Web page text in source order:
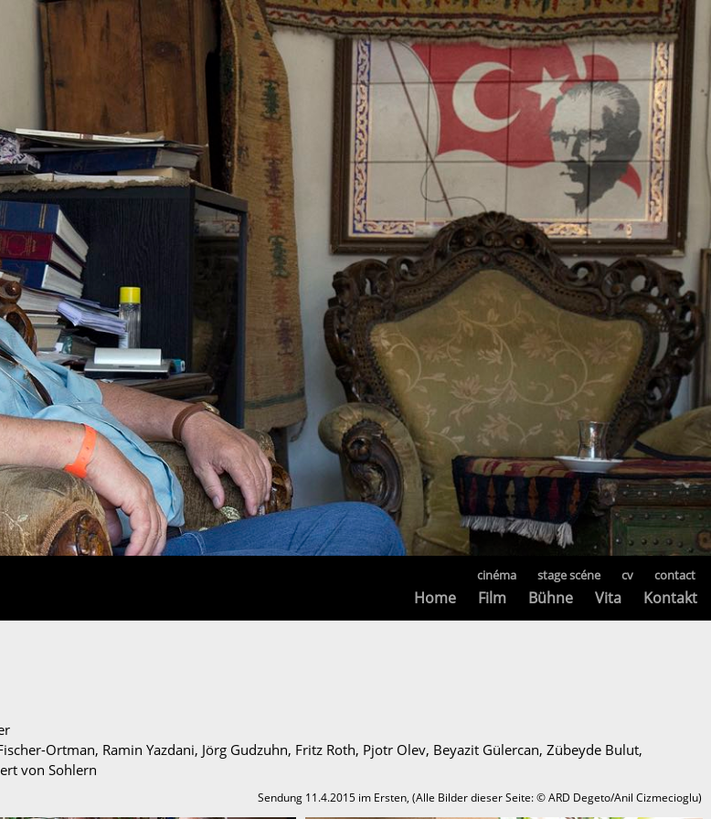
cinéma stage scéne cv contact
Home Film Bühne Vita Kontakt
Ortman, Ramin Yazdani, Jörg Gudzuhn, Fritz Roth, Pjotr Olev, Beyazit Gülercan, Zübeyde Bulut,
von Sohlern
Sendung 11.4.2015 im Ersten, (Alle Bilder dieser Seite: © ARD Degeto/Anil Cizmecioglu)